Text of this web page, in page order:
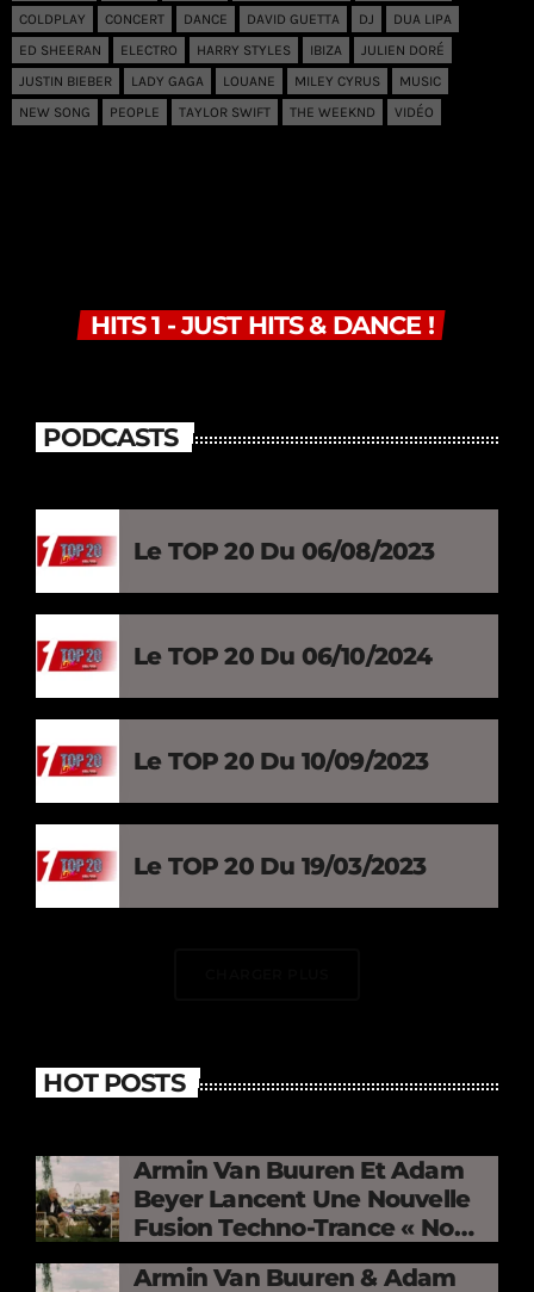
COLDPLAY
CONCERT DANCE DAVID GUETTA DJ
DUA LIPA
ED SHEERAN
ELECTRO HARRY STYLES IBIZA
JULIEN DORÉ
JUSTIN BIEBER
LADY GAGA LOUANE MILEY CYRUS
MUSIC
NEW SONG
PEOPLE TAYLOR SWIFT THE WEEKND VIDÉO
HITS 1 - JUST HITS & DANCE !
PODCASTS
Le TOP 20 Du 06/08/2023
Le TOP 20 Du 06/10/2024
Le TOP 20 Du 10/09/2023
Le TOP 20 Du 19/03/2023
HOT POSTS
Armin Van Buuren Et Adam
Beyer Lancent Une Nouvelle
Fusion Techno-Trance « No
Mercy »
Armin Van Buuren & Adam